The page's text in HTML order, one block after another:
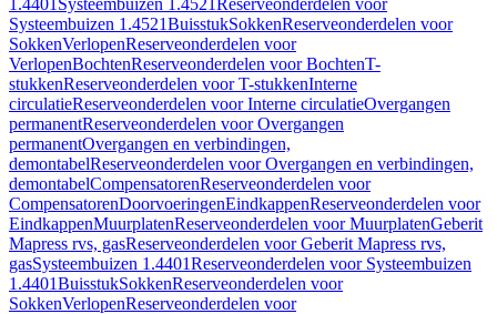
1.4401 Systeembuizen 1.4521Reserveonderdelen voor
Systeembuizen 1.4521BuisstukSokkenReserveonderdelen voor
SokkenVerlopenReserveonderdelen voor
VerlopenBochtenReserveonderdelen voor BochtenT-
stukkenReserveonderdelen voor T-stukkenInterne
circulatieReserveonderdelen voor Interne circulatieOvergangen
permanentReserveonderdelen voor Overgangen
permanentOvergangen en verbindingen,
demontabelReserveonderdelen voor Overgangen en verbindingen,
demontabelCompensatorenReserveonderdelen voor
CompensatorenDoorvoeringenEindkappenReserveonderdelen voor
EindkappenMuurplatenReserveonderdelen voor MuurplatenGeberit
Mapress rvs, gasReserveonderdelen voor Geberit Mapress rvs,
gasSysteembuizen 1.4401Reserveonderdelen voor Systeembuizen
1.4401BuisstukSokkenReserveonderdelen voor
SokkenVerlopenReserveonderdelen voor